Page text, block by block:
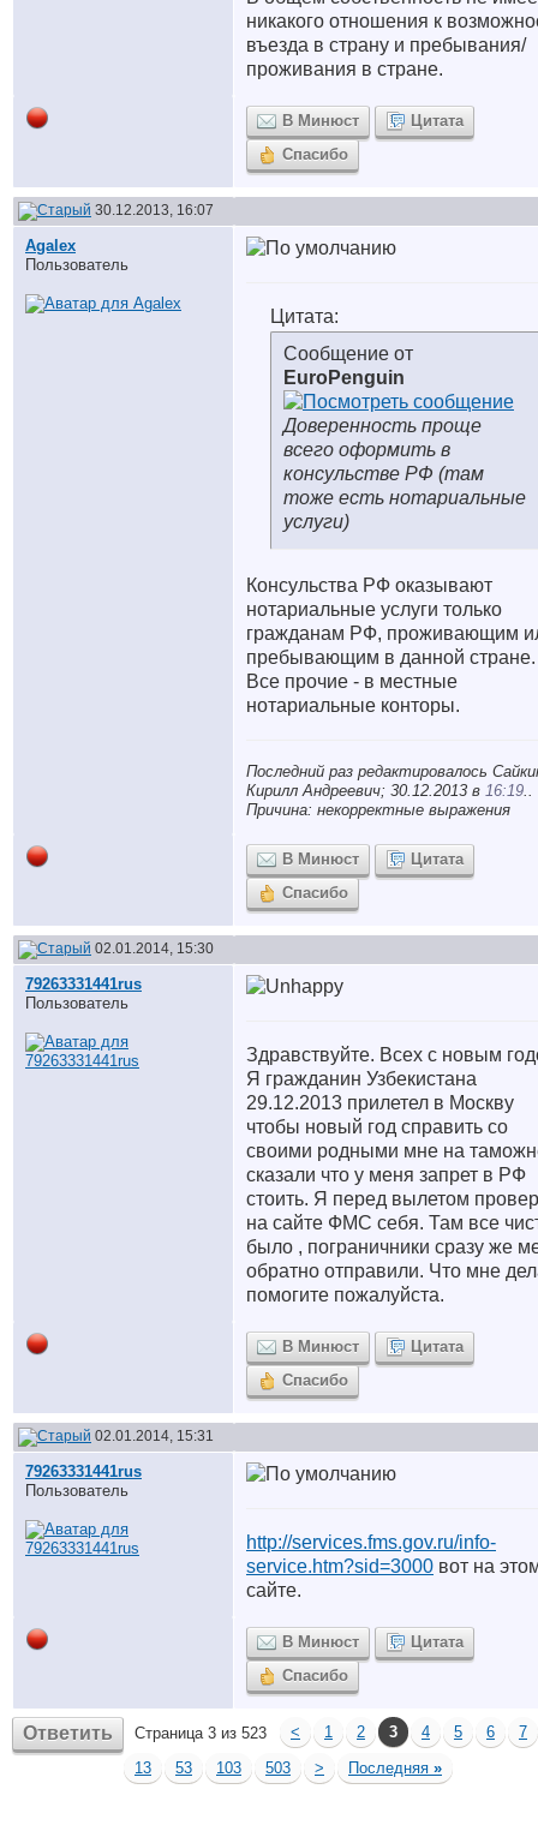
никакого отношения к
въезда в страну и пребывания/
проживания в стране.
В Минюст
Цитата
Спасибо
30.12.2013, 16:07
Agalex
Пользователь
Цитата:
Сообщение от
EuroPenguin
Доверенность проще
всего оформить в
консульстве РФ (там
тоже есть нотариальные
услуги)
Консульства РФ оказывают
нотариальные услуги только
гражданам РФ, проживающим
пребывающим в данной стране.
Все прочие - в местные
нотариальные конторы.
Последний раз редактировалось
Кирилл Андреевич; 30.12.2013 в 16:19..
Причина: некорректные выражения
В Минюст
Цитата
Спасибо
02.01.2014, 15:30
79263331441rus
Пользователь
Здравствуйте. Всех с новым
Я гражданин Узбекистана
29.12.2013 прилетел в Москву
чтобы новый год справить со
своими родными мне на
сказали что у меня запрет в РФ
стоить. Я перед вылетом
на сайте ФМС себя. Там все
было , пограничники сразу же
обратно отправили. Что мне
помогите пожалуйста.
В Минюст
Цитата
Спасибо
02.01.2014, 15:31
79263331441rus
Пользователь
http://services.fms.gov.ru/info-
service.htm?sid=3000 вот на
сайте.
В Минюст
Цитата
Спасибо
Ответить Страница 3 из 523 < 1 2 3 4 5 6
7
13
53 103 503 > Последняя »